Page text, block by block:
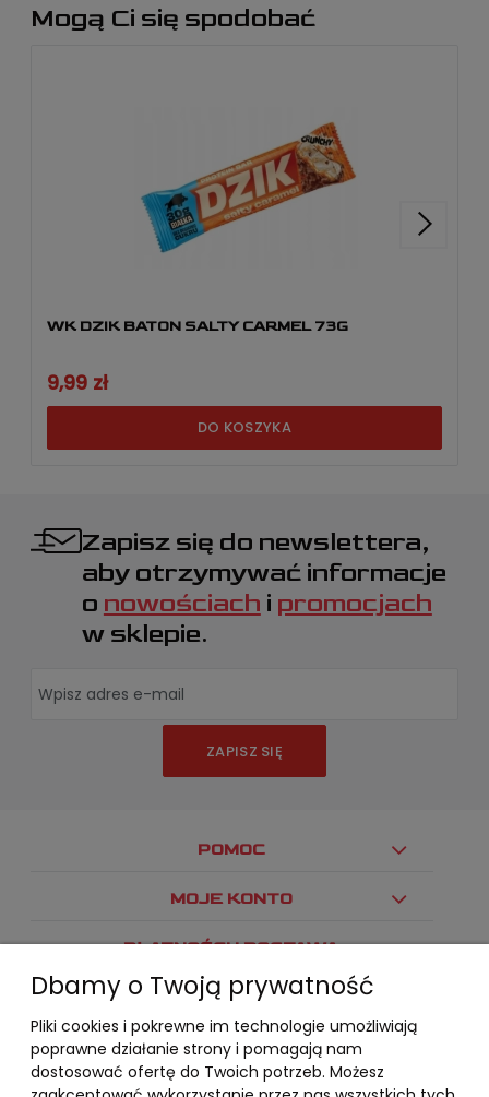
Mogą Ci się spodobać
WK DZIK BATON SALTY CARMEL 73G
9,99 zł
DO KOSZYKA
Zapisz się do newslettera,
aby otrzymywać informacje
o nowościach i promocjach
w sklepie.
ZAPISZ SIĘ
POMOC
MOJE KONTO
PŁATNOŚCI I DOSTAWA
INFORMACJE
O NAS
Dbamy o Twoją prywatność
Pliki cookies i pokrewne im technologie umożliwiają
poprawne działanie strony i pomagają nam
dostosować ofertę do Twoich potrzeb. Możesz